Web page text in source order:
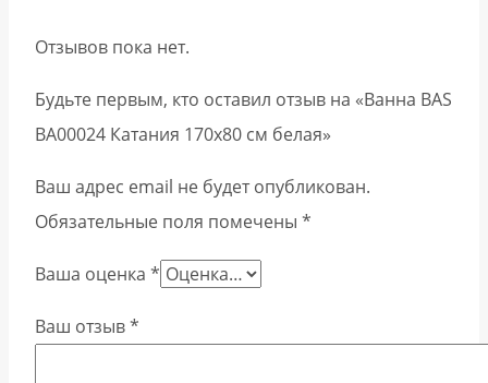
Отзывов пока нет.
Будьте первым, кто оставил отзыв на «Ванна BAS
ВА00024 Катания 170х80 см белая»
Ваш адрес email не будет опубликован.
Обязательные поля помечены *
Ваша оценка *
Ваш отзыв*